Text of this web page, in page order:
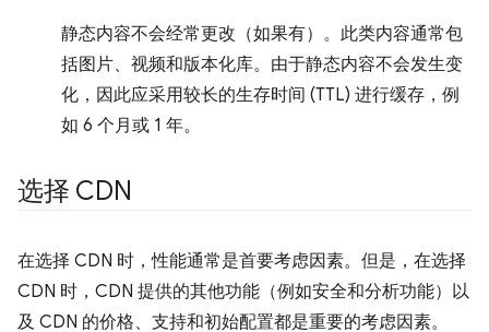
静态内容不会经常更改（如果有）。此类内容通常包
括图片、视频和版本化库。由于静态内容不会发生变
化，因此应采用较长的生存时间 (TTL) 进行缓存，例
如 6 个月或 1 年。
选择 CDN
在选择 CDN 时，性能通常是首要考虑因素。但是，在选择
CDN 时，CDN 提供的其他功能（例如安全和分析功能）以
及 CDN 的价格、支持和初始配置都是重要的考虑因素。